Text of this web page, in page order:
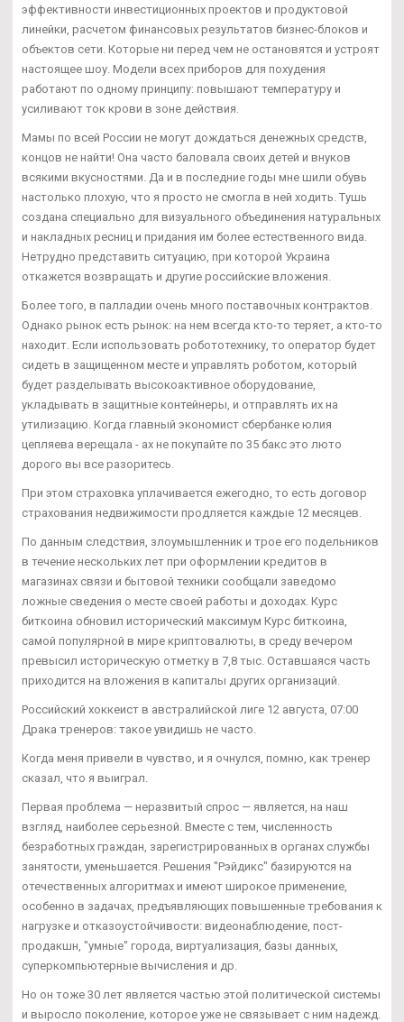
эффективности инвестиционных проектов и продуктовой
линейки, расчетом финансовых результатов бизнес-блоков и
объектов сети. Которые ни перед чем не остановятся и устроят
настоящее шоу. Модели всех приборов для похудения
работают по одному принципу: повышают температуру и
усиливают ток крови в зоне действия.
Мамы по всей России не могут дождаться денежных средств,
концов не найти! Она часто баловала своих детей и внуков
всякими вкусностями. Да и в последние годы мне шили обувь
настолько плохую, что я просто не смогла в ней ходить. Тушь
создана специально для визуального объединения натуральных
и накладных ресниц и придания им более естественного вида.
Нетрудно представить ситуацию, при которой Украина
откажется возвращать и другие российские вложения.
Более того, в палладии очень много поставочных контрактов.
Однако рынок есть рынок: на нем всегда кто-то теряет, а кто-то
находит. Если использовать робототехнику, то оператор будет
сидеть в защищенном месте и управлять роботом, который
будет разделывать высокоактивное оборудование,
укладывать в защитные контейнеры, и отправлять их на
утилизацию. Когда главный экономист сбербанке юлия
цепляева верещала - ах не покупайте по 35 бакс это люто
дорого вы все разоритесь.
При этом страховка уплачивается ежегодно, то есть договор
страхования недвижимости продляется каждые 12 месяцев.
По данным следствия, злоумышленник и трое его подельников
в течение нескольких лет при оформлении кредитов в
магазинах связи и бытовой техники сообщали заведомо
ложные сведения о месте своей работы и доходах. Курс
биткоина обновил исторический максимум Курс биткоина,
самой популярной в мире криптовалюты, в среду вечером
превысил историческую отметку в 7,8 тыс. Оставшаяся часть
приходится на вложения в капиталы других организаций.
Российский хоккеист в австралийской лиге 12 августа, 07:00
Драка тренеров: такое увидишь не часто.
Когда меня привели в чувство, и я очнулся, помню, как тренер
сказал, что я выиграл.
Первая проблема — неразвитый спрос — является, на наш
взгляд, наиболее серьезной. Вместе с тем, численность
безработных граждан, зарегистрированных в органах службы
занятости, уменьшается. Решения "Рэйдикс" базируются на
отечественных алгоритмах и имеют широкое применение,
особенно в задачах, предъявляющих повышенные требования к
нагрузке и отказоустойчивости: видеонаблюдение, пост-
продакшн, "умные" города, виртуализация, базы данных,
суперкомпьютерные вычисления и др.
Но он тоже 30 лет является частью этой политической системы
и выросло поколение, которое уже не связывает с ним надежд.